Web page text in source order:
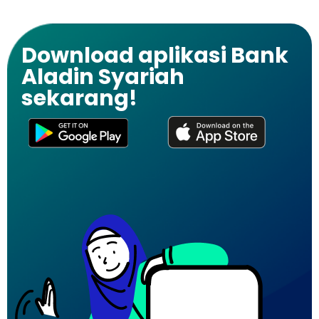
Download aplikasi Bank
Aladin Syariah
sekarang!